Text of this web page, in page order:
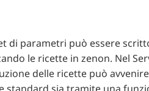
di parametri può essere
le ricette in zenon. Nel
delle ricette può
standard sia tramite una